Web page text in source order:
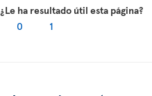
¿Le ha resultado útil esta página?
0
1